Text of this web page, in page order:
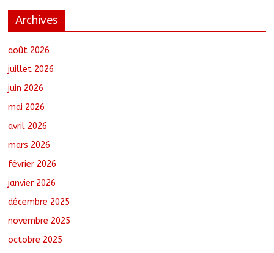
Archives
août 2026
juillet 2026
juin 2026
mai 2026
avril 2026
mars 2026
février 2026
janvier 2026
décembre 2025
novembre 2025
octobre 2025